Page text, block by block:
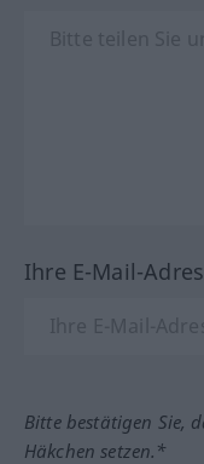
Ihre E-Mail-
Bitte bestätigen Sie,
Häkchen setzen.*